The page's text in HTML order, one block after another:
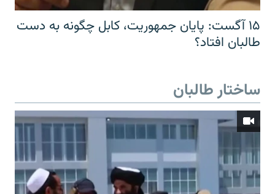
۱۵ آگست: پایان جمهوریت، کابل چگونه به دست
طالبان افتاد؟
ساختار طالبان